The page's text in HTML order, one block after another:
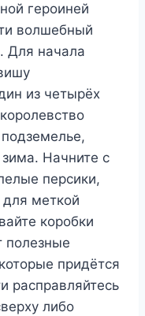
героиней
волшебный
Для начала
из четырёх
Начните с
персики,
для меткой
коробки
полезные
придётся
расправляйтесь
либо